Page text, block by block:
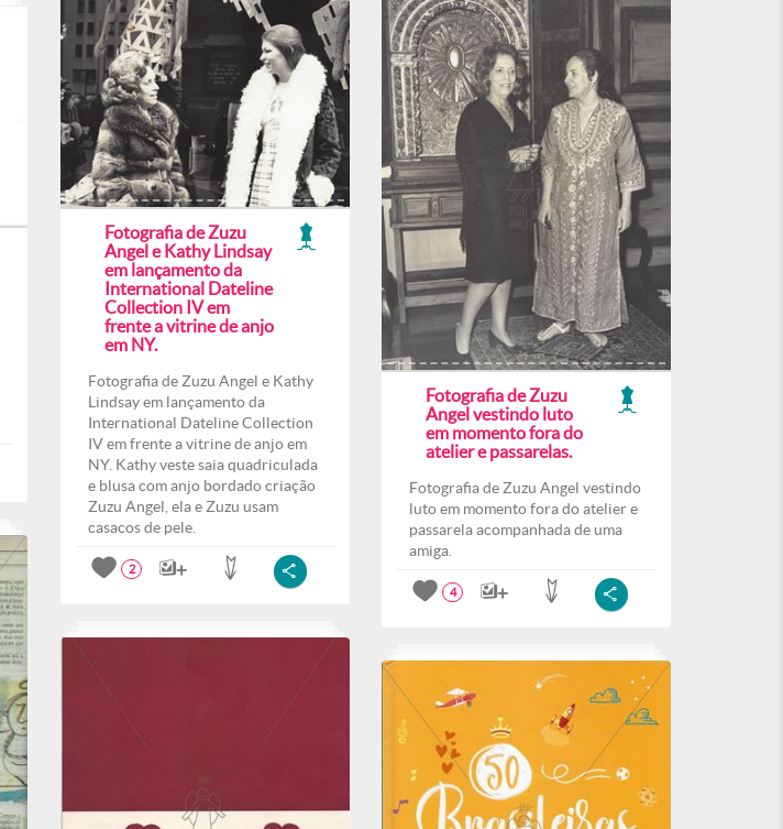
Fotografia de Zuzu
Angel vestindo luto
em momento fora do
atelier e passarelas.
Fotografia de Zuzu Angel vestindo
luto em momento fora do atelier e
passarela acompanhada de uma
amiga.
4
Fotografia de Zuzu
Angel e Kathy Lindsay
em lançamento da
International Dateline
Collection IV em
frente a vitrine de anjo
em NY.
Fotografia de Zuzu Angel e Kathy
Lindsay em lançamento da
International Dateline Collection
IV em frente a vitrine de anjo em
NY. Kathy veste saia quadriculada
e blusa com anjo bordado criação
Zuzu Angel, ela e Zuzu usam
casacos de pele.
2